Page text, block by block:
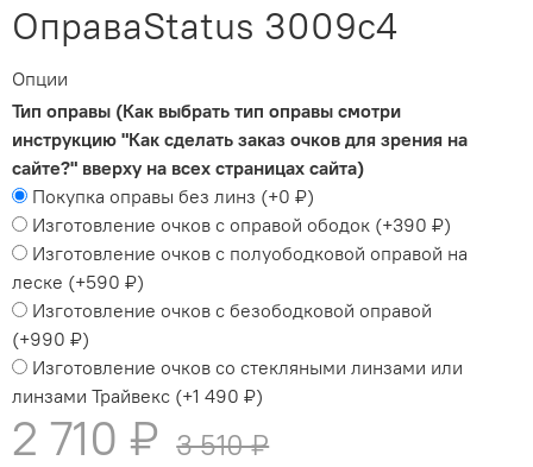
ОправаStatus 3009с4
Опции
Тип оправы (Как выбрать тип оправы смотри
инструкцию "Как сделать заказ очков для зрения на
сайте?" вверху на всех страницах сайта)
Покупка оправы без линз (+0 ₽)
Изготовление очков с оправой ободок (+390 ₽)
Изготовление очков с полуободковой оправой на
леске (+590 ₽)
Изготовление очков с безободковой оправой
(+990 ₽)
Изготовление очков со стекляными линзами или
линзами Трайвекс (+1 490 ₽)
2 710 ₽ 3 510 ₽